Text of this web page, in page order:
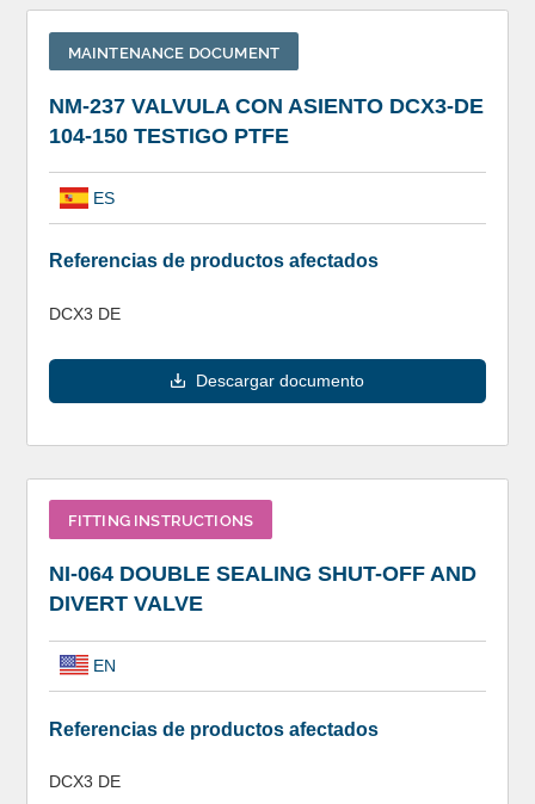
MAINTENANCE DOCUMENT
NM-237 VALVULA CON ASIENTO DCX3-DE
104-150 TESTIGO PTFE
ES
Referencias de productos afectados
DCX3 DE
Descargar documento
FITTING INSTRUCTIONS
NI-064 DOUBLE SEALING SHUT-OFF AND
DIVERT VALVE
EN
Referencias de productos afectados
DCX3 DE